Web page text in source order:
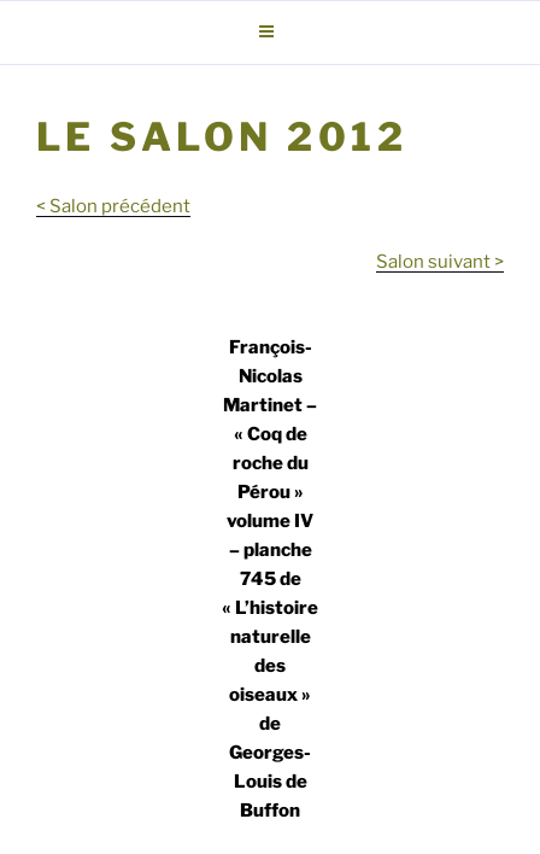
contenu
LE SALON 2012
< Salon précédent
Salon suivant >
François-
Nicolas
Martinet –
« Coq de
roche du
Pérou »
volume IV
– planche
745 de
« L’histoire
naturelle
des
oiseaux »
de
Georges-
Louis de
Buffon